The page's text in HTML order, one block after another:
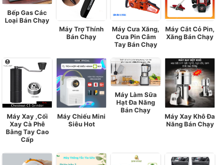
Bếp Gas Các
Loại Bán Chạy
Máy Trợ Thính
Bán Chạy
Máy Cưa Xăng,
Cưa Pin Câm
Tay Bán Chạy
Máy Cắt Cỏ Pin,
Xăng Bán Chạy
Máy Xay ,Cối
Xay Cà Phê
Bằng Tay Cao
Cấp
Máy Chiếu Mini
Siêu Hot
Máy Làm Sữa
Hạt Đa Năng
Bán Chạy
Máy Xay Khô Đa
Năng Bán Chạy